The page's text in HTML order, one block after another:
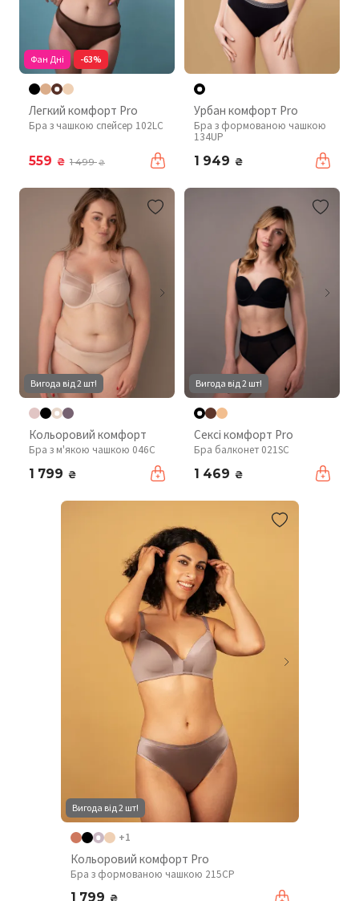
Фан Дні -63%
Легкий комфорт Pro
Бра з чашкою спейсер 102LC
559 ₴ 1 499₴
Урбан комфорт Pro
Бра з формованою чашкою
134UP
1 949 ₴
Вигода від 2 шт!
Кольоровий комфорт
Бра з м'якою чашкою 046C
1 799 ₴
Вигода від 2 шт!
Сексі комфорт Pro
Бра балконет 021SC
1 469 ₴
Вигода від 2 шт!
+1
Кольоровий комфорт Pro
Бра з формованою чашкою 215CP
1 799 ₴